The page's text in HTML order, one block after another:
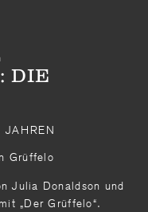
DIE
Grüffelo
Julia Donaldson und
„Der Grüf­felo“.